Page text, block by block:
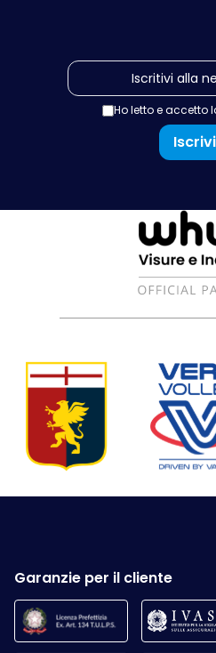
Ho letto e accetto
Garanzie per il cliente